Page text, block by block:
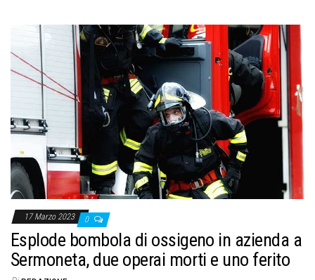
17 Marzo 2023 0
Esplode bombola di ossigeno in azienda a
Sermoneta, due operai morti e uno ferito